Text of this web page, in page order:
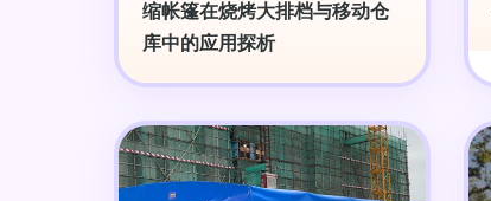
缩帐篷在烧烤大排档与移动仓
库中的应用探析